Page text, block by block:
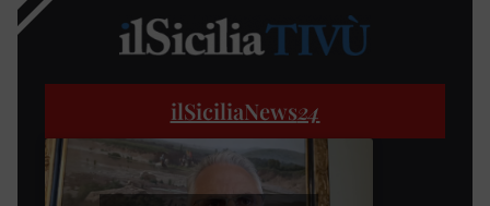
ilSiciliaNews24